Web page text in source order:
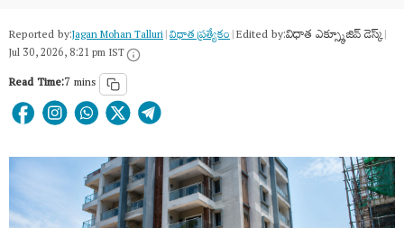
Reported by:Jagan Mohan Talluri|విధాత ప్రత్యేకం|Edited by:విధాత ఎక్స్క్లూజివ్ డెస్క్|
Jul 30, 2026, 8:21 pm IST
Read Time:7 mins